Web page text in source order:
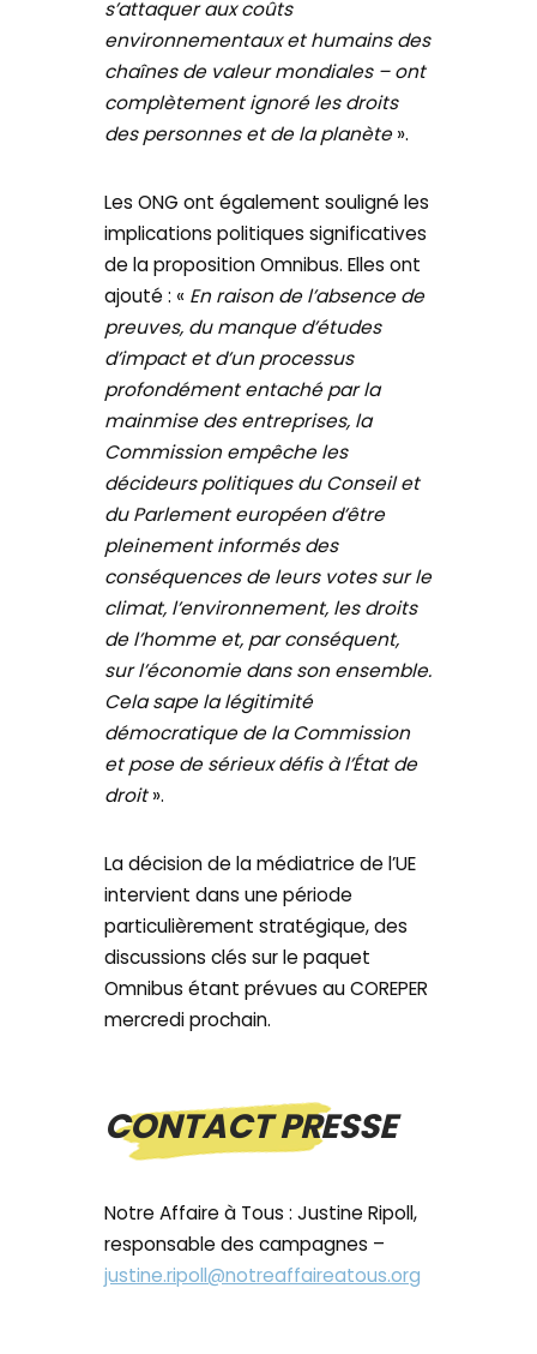
s’attaquer aux coûts
environnementaux et humains des
chaînes de valeur mondiales – ont
complètement ignoré les droits
des personnes et de la planète».
Les ONG ont également souligné les
implications politiques significatives
de la proposition Omnibus. Elles ont
ajouté : « En raison de l’absence de
preuves, du manque d’études
d’impact et d’un processus
profondément entaché par la
mainmise des entreprises, la
Commission empêche les
décideurs politiques du Conseil et
du Parlement européen d’être
pleinement informés des
conséquences de leurs votes sur le
climat, l’environnement, les droits
de l’homme et, par conséquent,
sur l’économie dans son ensemble.
Cela sape la légitimité
démocratique de la Commission
et pose de sérieux défis à l’État de
droit».
La décision de la médiatrice de l’UE
intervient dans une période
particulièrement stratégique, des
discussions clés sur le paquet
Omnibus étant prévues au COREPER
mercredi prochain.
CONTACT PRESSE
Notre Affaire à Tous : Justine Ripoll,
responsable des campagnes –
justine.ripoll@notreaffaireatous.org